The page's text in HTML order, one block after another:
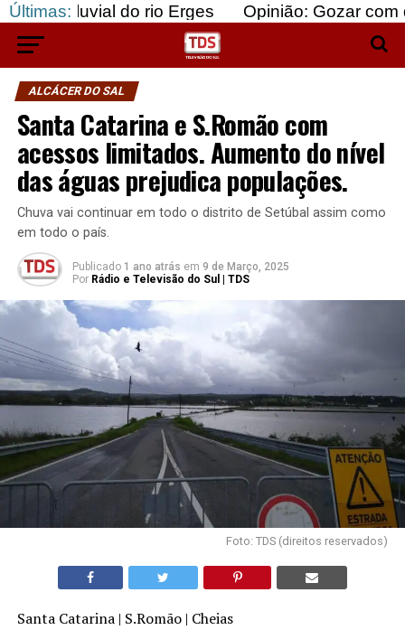
Últimas:
do rio Erges Opinião: Gozar com doentes e
ALCÁCER DO SAL
Santa Catarina e S.Romão com
acessos limitados. Aumento do nível
das águas prejudica populações.
Chuva vai continuar em todo o distrito de Setúbal assim como
em todo o país.
Publicado 1 ano atrás em 9 de Março, 2025
Por Rádio e Televisão do Sul | TDS
Foto: TDS (direitos reservados)
Santa Catarina | S.Romão | Cheias